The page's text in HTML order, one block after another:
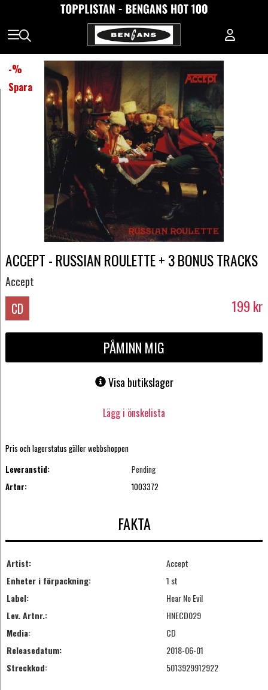
-%
Spara
ACCEPT - RUSSIAN ROULETTE + 3 BONUS TRACKS
Accept
CD 199 kr
PÅMINN MIG
Visa butikslager
Lägg i önskelista
Pris och lagerstatus gäller webbshoppen
Leveranstid:
Pending
Artnr:
1003372
FAKTA
Artist:
Accept
Enheter i förpackning:
1 st
Label:
Hear No Evil
Lev. Artnr.:
HNECD029
Media:
CD
Releasedatum:
2018-06-01
Streckkod:
5013929912922